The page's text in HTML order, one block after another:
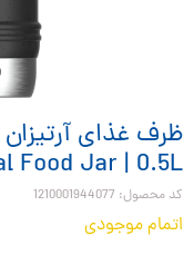
Food Jar | 0.5L
کد محصول: 1210001944077
اتمام موجودی